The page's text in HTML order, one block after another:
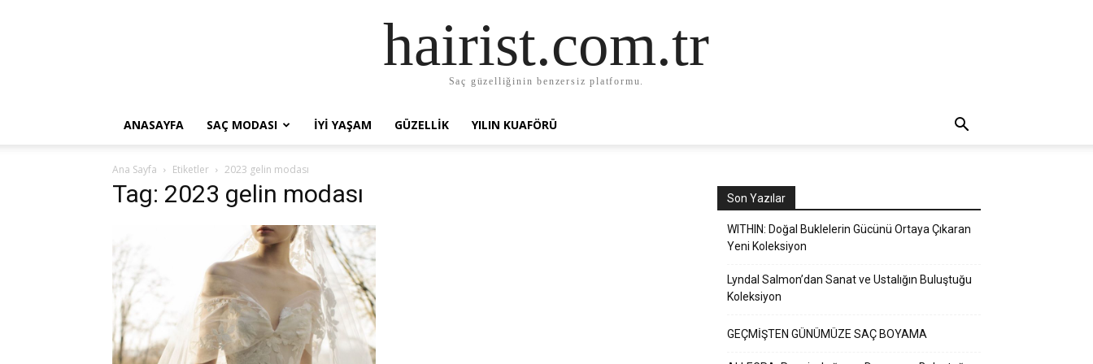
hairist.com.tr
Saç güzelliğinin benzersiz platformu.
ANASAYFA SAÇ MODASI İYI YAŞAM GÜZELLIK YILIN KUAFÖRÜ
Ana Sayfa Etiketler 2023 gelin modası
Tag: 2023 gelin modası Son Yazılar
WITHIN: Doğal Buklelerin Gücünü Ortaya Çıkaran
Yeni Koleksiyon
Lyndal Salmon’dan Sanat ve Ustalığın Buluştuğu
Koleksiyon
GEÇMİŞTEN GÜNÜMÜZE SAÇ BOYAMA